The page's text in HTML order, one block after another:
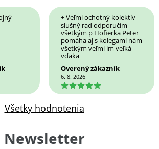
+ Veľmi ochotný kolektív
slušný rad odporučím
všetkým p Hofierka Peter
pomáha aj s kolegami nám
všetkým veľmi im veľká
vďaka
Overený zákazník
6. 8. 2026
5
Všetky hodnotenia
Newsletter